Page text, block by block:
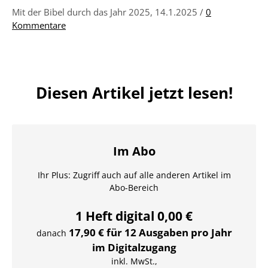
Mit der Bibel durch das Jahr 2025, 14.1.2025 / 0
Kommentare
Diesen Artikel jetzt lesen!
Im Abo
Ihr Plus: Zugriff auch auf alle anderen Artikel im
Abo-Bereich
1 Heft digital 0,00 €
danach 17,90 € für 12 Ausgaben pro Jahr
im Digitalzugang
inkl. MwSt.,